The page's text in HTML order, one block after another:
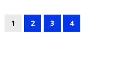
1 2 3 4